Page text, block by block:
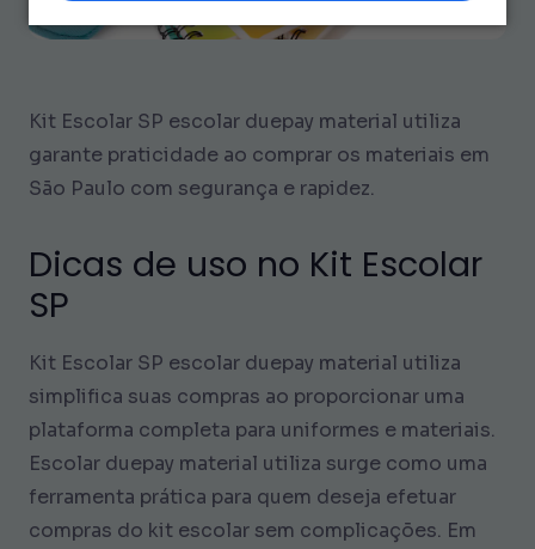
Kit Escolar SP escolar duepay material utiliza
garante praticidade ao comprar os materiais em
São Paulo com segurança e rapidez.
Dicas de uso no Kit Escolar
SP
Kit Escolar SP escolar duepay material utiliza
simplifica suas compras ao proporcionar uma
plataforma completa para uniformes e materiais.
Escolar duepay material utiliza surge como uma
ferramenta prática para quem deseja efetuar
compras do kit escolar sem complicações. Em